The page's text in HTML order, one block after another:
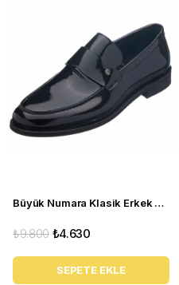
Büyük Numara Klasik Erkek Ayakkabı - KD0695 Siyah Rugan
₺4.630
₺9.800
SEPETE EKLE